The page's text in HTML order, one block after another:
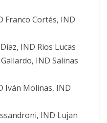
Franco Cortés, IND
IND Rios Lucas
IND Salinas
Iván Molinas, IND
IND Lujan